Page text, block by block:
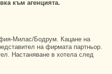
към агенцията.
Милас/Бодрум. Кацане на
на фирмата партньор.
Настаняване в хотела след